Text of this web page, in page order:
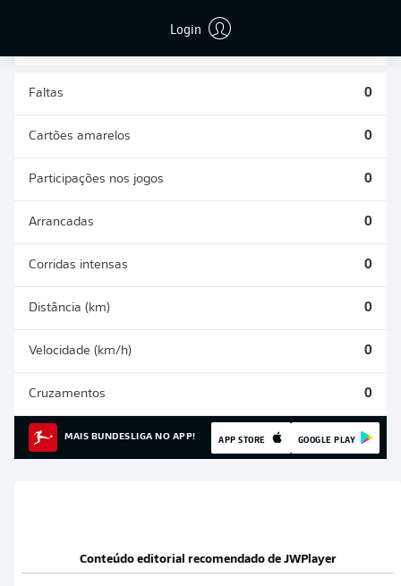
Login
Faltas 0
Cartões amarelos 0
Participações nos jogos 0
Arrancadas 0
Corridas intensas 0
Distância (km) 0
Velocidade (km/h) 0
Cruzamentos 0
MAIS BUNDESLIGA NO APP! APP STORE GOOGLE PLAY
Conteúdo editorial recomendado de JWPlayer